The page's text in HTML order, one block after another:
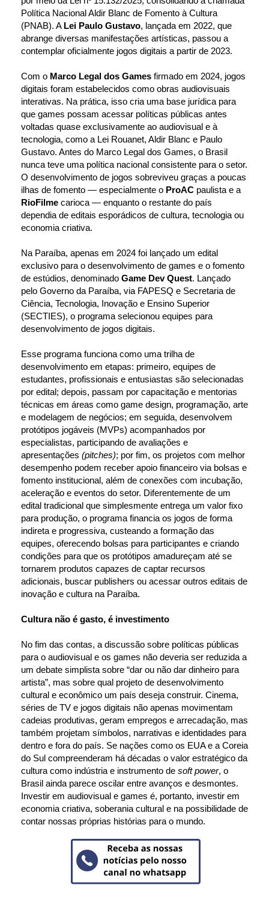
Política Nacional Aldir Blanc de Fomento à Cultura
(PNAB). A Lei Paulo Gustavo, lançada em 2022, que
abrange diversas manifestações artísticas, passou a
contemplar oficialmente jogos digitais a partir de 2023.
Com o Marco Legal dos Games firmado em 2024, jogos
digitais foram estabelecidos como obras audiovisuais
interativas. Na prática, isso cria uma base jurídica para
que games possam acessar políticas públicas antes
voltadas quase exclusivamente ao audiovisual e à
tecnologia, como a Lei Rouanet, Aldir Blanc e Paulo
Gustavo. Antes do Marco Legal dos Games, o Brasil
nunca teve uma política nacional consistente para o setor.
O desenvolvimento de jogos sobreviveu graças a poucas
ilhas de fomento — especialmente o ProAC
RioFilme carioca — enquanto o restante do país
dependia de editais esporádicos de cultura, tecnologia ou
economia criativa.
Na Paraíba, apenas em 2024 foi lançado um edital
exclusivo para o desenvolvimento de games e o fomento
de estúdios, denominado Game Dev Quest. Lançado
pelo Governo da Paraíba, via FAPESQ e Secretaria de
Ciência, Tecnologia, Inovação e Ensino Superior
(SECTIES), o programa selecionou equipes para
desenvolvimento de jogos digitais.
Esse programa funciona como uma trilha de
desenvolvimento em etapas: primeiro, equipes de
estudantes, profissionais e entusiastas são selecionadas
por edital; depois, passam por capacitação e mentorias
técnicas em áreas como game design, programação, arte
e modelagem de negócios; em seguida, desenvolvem
protótipos jogáveis (MVPs) acompanhados por
especialistas, participando de avaliações e
apresentações (pitches); por fim, os projetos com melhor
desempenho podem receber apoio financeiro via bolsas e
fomento institucional, além de conexões com incubação,
aceleração e eventos do setor. Diferentemente de um
edital tradicional que simplesmente entrega um valor fixo
para produção, o programa financia os jogos de forma
indireta e progressiva, custeando a formação das
equipes, oferecendo bolsas para participantes e criando
condições para que os protótipos amadureçam até se
tornarem produtos capazes de captar recursos
adicionais, buscar publishers ou acessar outros editais de
inovação e cultura na Paraíba.
Cultura não é gasto, é investimento
No fim das contas, a discussão sobre políticas públicas
para o audiovisual e os games não deveria ser reduzida a
um debate simplista sobre “dar ou não dar dinheiro para
artista”, mas sobre qual projeto de desenvolvimento
cultural e econômico um país deseja construir. Cinema,
séries de TV e jogos digitais não apenas movimentam
cadeias produtivas, geram empregos e arrecadação, mas
também projetam símbolos, narrativas e identidades para
dentro e fora do país. Se nações como os EUA e a Coreia
do Sul compreenderam há décadas o valor estratégico da
cultura como indústria e instrumento de soft power, o
Brasil ainda parece oscilar entre avanços e desmontes.
Investir em audiovisual e games é, portanto, investir em
economia criativa, soberania cultural e na possibilidade de
contar nossas próprias histórias para o mundo.